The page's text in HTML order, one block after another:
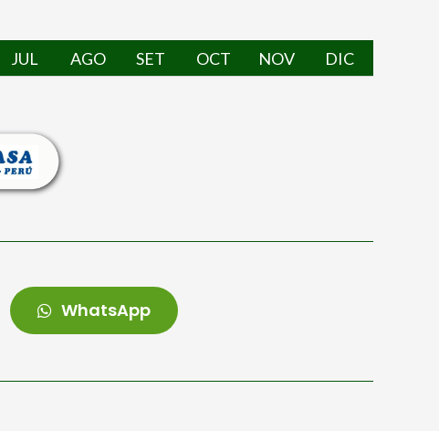
JUL AGO SET OCT NOV DIC
WhatsApp